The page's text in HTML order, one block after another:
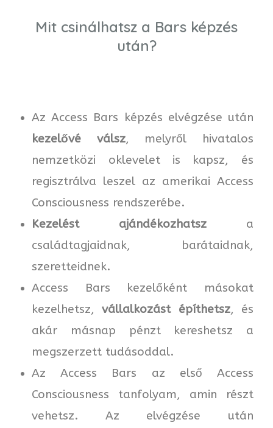
Mit csinálhatsz a Bars képzés
után?
Az Access Bars képzés elvégzése után
kezelővé válsz, melyről hivatalos
nemzetközi oklevelet is kapsz, és
regisztrálva leszel az amerikai Access
Consciousness rendszerébe.
Kezelést ajándékozhatsz a
családtagjaidnak, barátaidnak,
szeretteidnek.
Access Bars kezelőként másokat
kezelhetsz,vállalkozást építhetsz, és
akár másnap pénzt kereshetsz a
megszerzett tudásoddal.
Az Access Bars az első Access
Consciousness tanfolyam, amin részt
vehetsz. Az elvégzése után